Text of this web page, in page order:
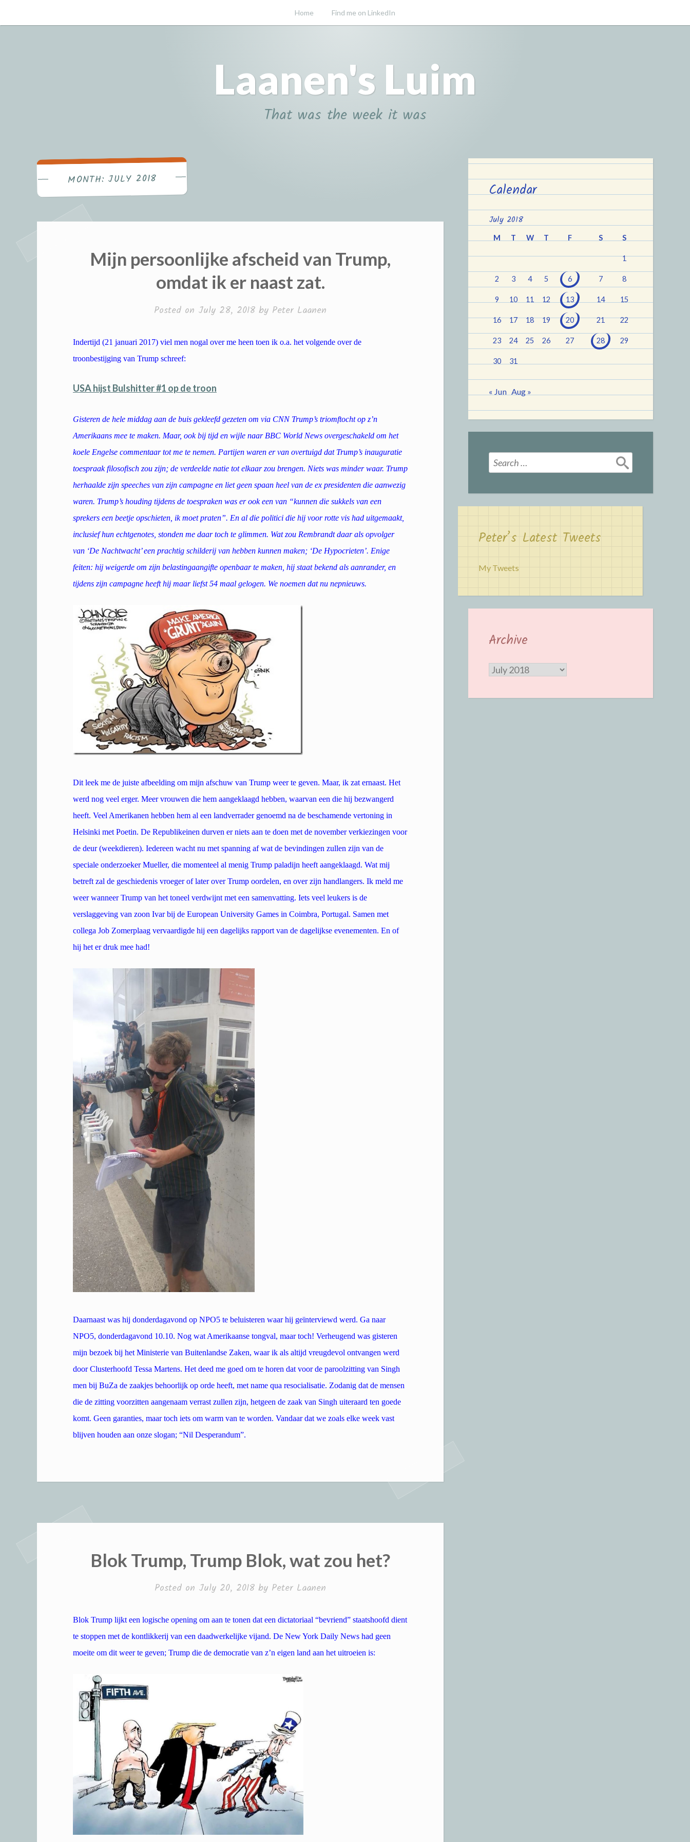
to
Home Find me on LinkedIn
Laanen's Luim
That was the week it was
MONTH:JULY 2018
Mijn persoonlijke afscheid van Trump,
omdat ik er naast zat.
Posted on July 28, 2018 by Peter Laanen
Indertijd (21 januari 2017) viel men nogal over me heen toen ik o.a. het volgende over de
troonbestijging van Trump schreef:
USA hijst Bulshitter #1 op de troon
Gisteren de hele middag aan de buis gekleefd gezeten om via CNN Trump’s triomftocht op z’n
Amerikaans mee te maken. Maar, ook bij tijd en wijle naar BBC World News overgeschakeld om het
koele Engelse commentaar tot me te nemen. Partijen waren er van overtuigd dat Trump’s inauguratie
toespraak filosofisch zou zijn; de verdeelde natie tot elkaar zou brengen. Niets was minder waar. Trump
herhaalde zijn speeches van zijn campagne en liet geen spaan heel van de ex presidenten die aanwezig
waren. Trump’s houding tijdens de toespraken was er ook een van “kunnen die sukkels van een
sprekers een beetje opschieten, ik moet praten”. En al die politici die hij voor rotte vis had uitgemaakt,
inclusief hun echtgenotes, stonden me daar toch te glimmen. Wat zou Rembrandt daar als opvolger
van ‘De Nachtwacht’ een prachtig schilderij van hebben kunnen maken; ‘De Hypocrieten’. Enige
feiten: hij weigerde om zijn belastingaangifte openbaar te maken, hij staat bekend als aanrander, en
tijdens zijn campagne heeft hij maar liefst 54 maal gelogen. We noemen dat nu nepnieuws.
Dit leek me de juiste afbeelding om mijn afschuw van Trump weer te geven. Maar, ik zat ernaast. Het
werd nog veel erger. Meer vrouwen die hem aangeklaagd hebben, waarvan een die hij bezwangerd
heeft. Veel Amerikanen hebben hem al een landverrader genoemd na de beschamende vertoning in
Helsinki met Poetin. De Republikeinen durven er niets aan te doen met de november verkiezingen voor
de deur (weekdieren). Iedereen wacht nu met spanning af wat de bevindingen zullen zijn van de
speciale onderzoeker Mueller, die momenteel al menig Trump paladijn heeft aangeklaagd. Wat mij
betreft zal de geschiedenis vroeger of later over Trump oordelen, en over zijn handlangers. Ik meld me
weer wanneer Trump van het toneel verdwijnt met een samenvatting. Iets veel leukers is de
verslaggeving van zoon Ivar bij de European University Games in Coimbra, Portugal. Samen met
collega Job Zomerplaag vervaardigde hij een dagelijks rapport van de dagelijkse evenementen. En of
hij het er druk mee had!
Daarnaast was hij donderdagavond op NPO5 te beluisteren waar hij geïnterviewd werd. Ga naar
NPO5, donderdagavond 10.10. Nog wat Amerikaanse tongval, maar toch! Verheugend was gisteren
mijn bezoek bij het Ministerie van Buitenlandse Zaken, waar ik als altijd vreugdevol ontvangen werd
door Clusterhoofd Tessa Martens. Het deed me goed om te horen dat voor de paroolzitting van Singh
men bij BuZa de zaakjes behoorlijk op orde heeft, met name qua resocialisatie. Zodanig dat de mensen
die de zitting voorzitten aangenaam verrast zullen zijn, hetgeen de zaak van Singh uiteraard ten goede
komt. Geen garanties, maar toch iets om warm van te worden. Vandaar dat we zoals elke week vast
blijven houden aan onze slogan; “Nil Desperandum”.
Blok Trump, Trump Blok, wat zou het?
Posted on July 20, 2018 by Peter Laanen
Blok Trump lijkt een logische opening om aan te tonen dat een dictatoriaal “bevriend” staatshoofd dient
te stoppen met de kontlikkerij van een daadwerkelijke vijand. De New York Daily News had geen
moeite om dit weer te geven; Trump die de democratie van z’n eigen land aan het uitroeien is:
Calendar
July 2018
M T W T F S S
1
2 3 4 5 6 7 8
9 10 11 12 13 14 15
16 17 18 19 20 21 22
23 24 25 26 27 28 29
30 31
« Jun Aug »
Search
for:
Peter’s Latest Tweets
My Tweets
Archive
Archive